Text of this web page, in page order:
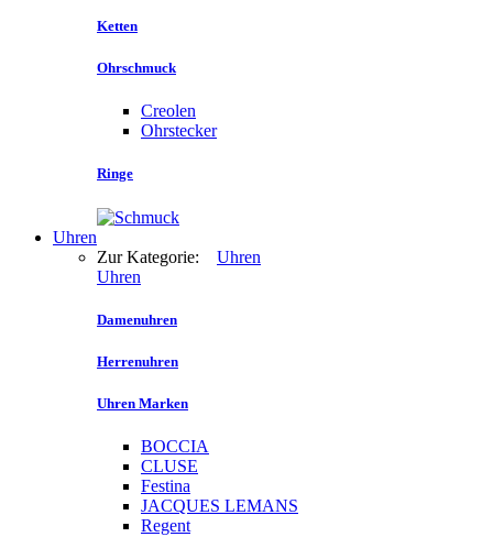
Ketten
Ohrschmuck
Creolen
Ohrstecker
Ringe
Uhren
Zur Kategorie: Uhren
Uhren
Damenuhren
Herrenuhren
Uhren Marken
BOCCIA
CLUSE
Festina
JACQUES LEMANS
Regent